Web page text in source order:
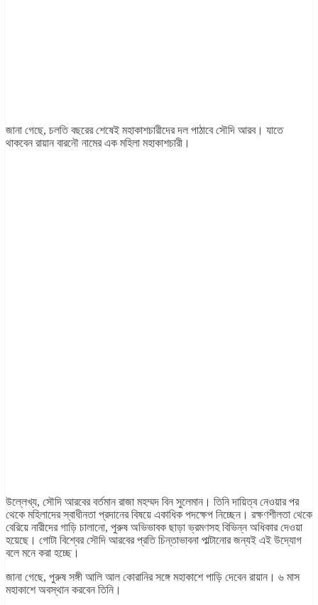
জানা গেছে, চলতি বছরের শেষেই মহাকাশচারীদের দল পাঠাবে সৌদি আরব। যাতে
থাকবেন রায়ান বারনৌ নামের এক মহিলা মহাকাশচারী।
উল্লেখ্য, সৌদি আরবের বর্তমান রাজা মহম্মদ বিন সুলেমান। তিনি দায়িত্ব নেওয়ার পর
থেকে মহিলাদের স্বাধীনতা প্রদানের বিষয়ে একাধিক পদক্ষেপ নিচ্ছেন। রক্ষণশীলতা থেকে
বেরিয়ে নারীদের গাড়ি চালানো, পুরুষ অভিভাবক ছাড়া ভ্রমণসহ বিভিন্ন অধিকার দেওয়া
হয়েছে। গোটা বিশ্বের সৌদি আরবের প্রতি চিন্তাভাবনা পাল্টানোর জন্যই এই উদ্যোগ
বলে মনে করা হচ্ছে।
জানা গেছে, পুরুষ সঙ্গী আলি আল কোরানির সঙ্গে মহাকাশে পাড়ি দেবেন রায়ান। ৬ মাস
মহাকাশে অবস্থান করবেন তিনি।